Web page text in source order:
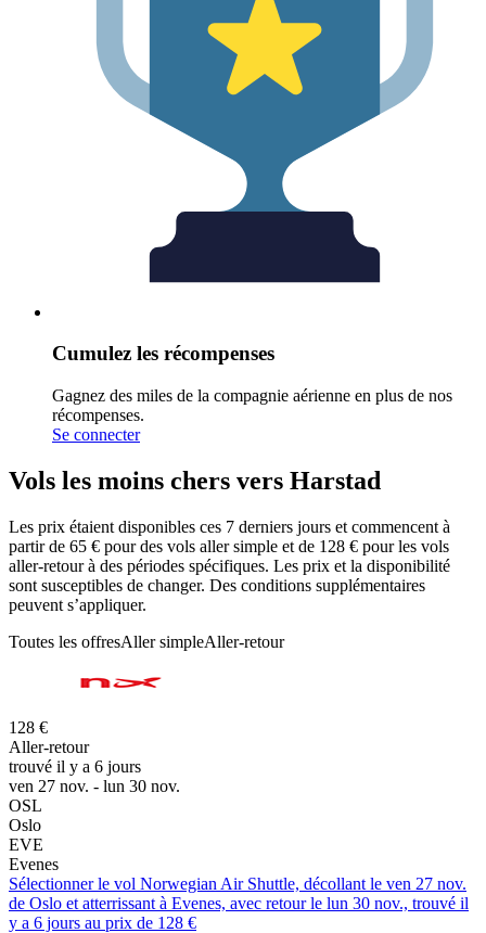
Cumulez les récompenses
Gagnez des miles de la compagnie aérienne en plus de nos
récompenses.
Se connecter
Vols les moins chers vers Harstad
Les prix étaient disponibles ces 7 derniers jours et commencent à
partir de 65 € pour des vols aller simple et de 128 € pour les vols
aller-retour à des périodes spécifiques. Les prix et la disponibilité
sont susceptibles de changer. Des conditions supplémentaires
peuvent s’appliquer.
Toutes les offresAller simpleAller-retour
128 €
Aller-retour
trouvé il y a 6 jours
ven 27 nov. - lun 30 nov.
OSL
Oslo
EVE
Evenes
Sélectionner le vol Norwegian Air Shuttle, décollant le ven 27 nov.
de Oslo et atterrissant à Evenes, avec retour le lun 30 nov., trouvé il
y a 6 jours au prix de 128 €